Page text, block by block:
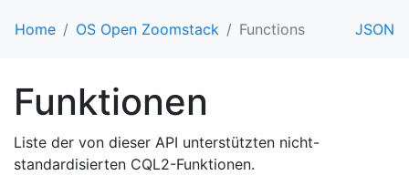
Home OS Open Zoomstack Functions JSON
Funktionen
Liste der von dieser API unterstützten nicht-
standardisierten CQL2-Funktionen.